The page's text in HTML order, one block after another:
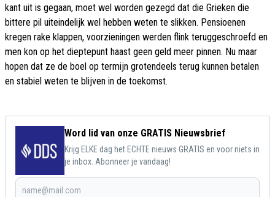
kant uit is gegaan, moet wel worden gezegd dat die Grieken die
bittere pil uiteindelijk wel hebben weten te slikken. Pensioenen
kregen rake klappen, voorzieningen werden flink teruggeschroefd en
men kon op het dieptepunt haast geen geld meer pinnen. Nu maar
hopen dat ze de boel op termijn grotendeels terug kunnen betalen
en stabiel weten te blijven in de toekomst.
Word lid van onze GRATIS Nieuwsbrief
Krijg ELKE dag het ECHTE nieuws GRATIS en voor niets in
je inbox. Abonneer je vandaag!